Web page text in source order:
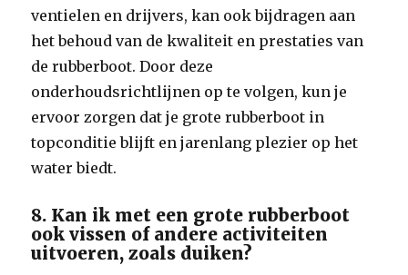
ventielen en drijvers, kan ook bijdragen aan
het behoud van de kwaliteit en prestaties van
de rubberboot. Door deze
onderhoudsrichtlijnen op te volgen, kun je
ervoor zorgen dat je grote rubberboot in
topconditie blijft en jarenlang plezier op het
water biedt.
8. Kan ik met een grote rubberboot
ook vissen of andere activiteiten
uitvoeren, zoals duiken?